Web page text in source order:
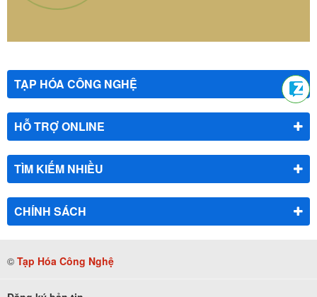
TẠP HÓA CÔNG NGHỆ
HỖ TRỢ ONLINE
TÌM KIẾM NHIỀU
CHÍNH SÁCH
© Tạp Hóa Công Nghệ